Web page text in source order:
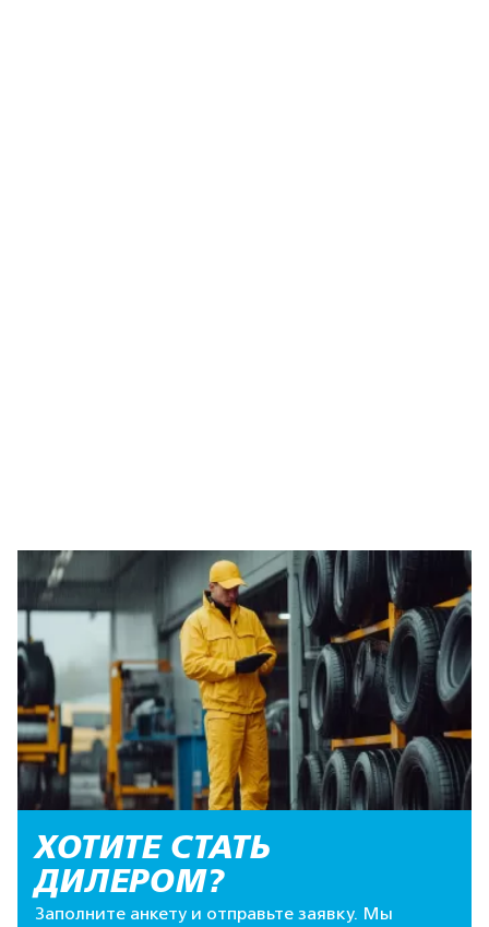
ХОТИТЕ СТАТЬ
ДИЛЕРОМ?
Заполните анкету и отправьте заявку. Мы